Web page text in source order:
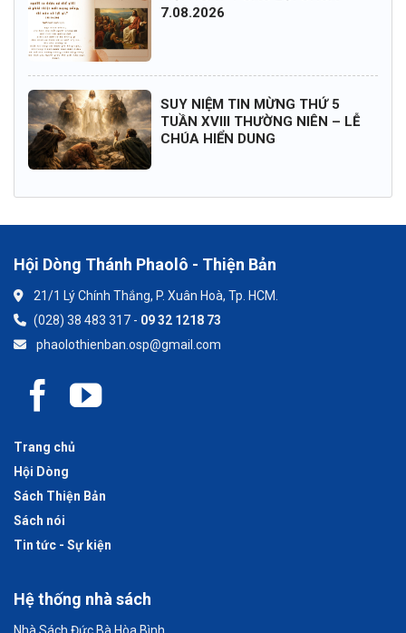
7.08.2026
SUY NIỆM TIN MỪNG THỨ 5
TUẦN XVIII THƯỜNG NIÊN – LỄ
CHÚA HIỂN DUNG
Hội Dòng Thánh Phaolô - Thiện Bản
21/1 Lý Chính Thắng, P. Xuân Hoà, Tp. HCM.
(028) 38 483 317 - 09 32 1218 73
phaolothienban.osp@gmail.com
Trang chủ
Hội Dòng
Sách Thiện Bản
Sách nói
Tin tức - Sự kiện
Hệ thống nhà sách
Nhà Sách Đức Bà Hòa Bình